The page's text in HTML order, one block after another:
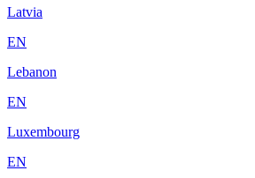
Latvia
EN
Lebanon
EN
Luxembourg
EN